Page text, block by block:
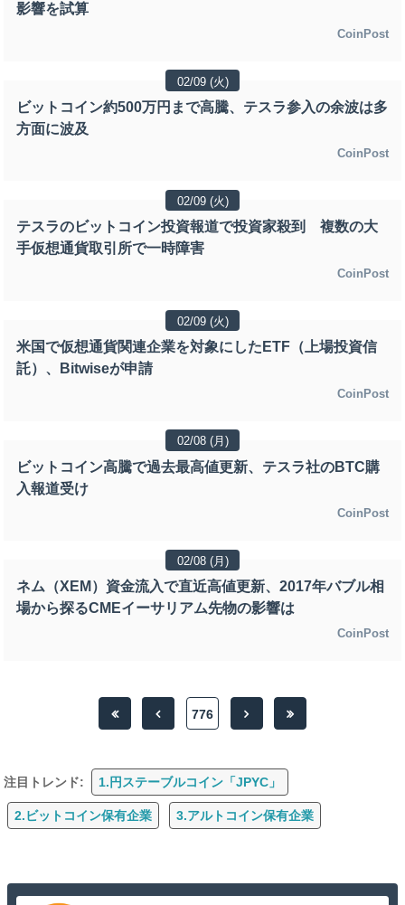
影響を試算
CoinPost
02/09 (火)
ビットコイン約500万円まで高騰、テスラ参入の余波は多
方面に波及
CoinPost
02/09 (火)
テスラのビットコイン投資報道で投資家殺到 複数の大
手仮想通貨取引所で一時障害
CoinPost
02/09 (火)
米国で仮想通貨関連企業を対象にしたETF（上場投資信
託）、Bitwiseが申請
CoinPost
02/08 (月)
ビットコイン高騰で過去最高値更新、テスラ社のBTC購
入報道受け
CoinPost
02/08 (月)
ネム（XEM）資金流入で直近高値更新、2017年バブル相
場から探るCMEイーサリアム先物の影響は
CoinPost
776
注目トレンド: 1.円ステーブルコイン「JPYC」
2.ビットコイン保有企業 3.アルトコイン保有企業